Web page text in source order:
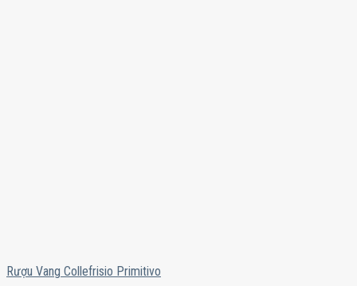
Rượu Vang Collefrisio Primitivo